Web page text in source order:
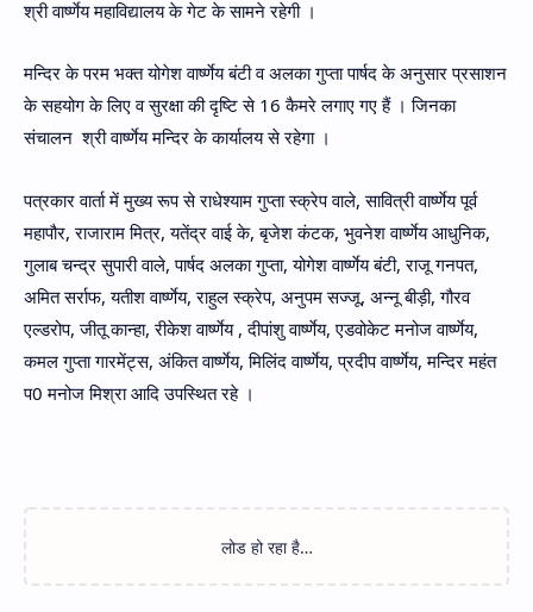
श्री वार्ष्णेय महाविद्यालय के गेट के सामने रहेगी ।
मन्दिर के परम भक्त योगेश वार्ष्णेय बंटी व अलका गुप्ता पार्षद के अनुसार प्रसाशन
के सहयोग के लिए व सुरक्षा की दृष्टि से 16 कैमरे लगाए गए हैं । जिनका
संचालन श्री वार्ष्णेय मन्दिर के कार्यालय से रहेगा ।
पत्रकार वार्ता में मुख्य रूप से राधेश्याम गुप्ता स्क्रेप वाले, सावित्री वार्ष्णेय पूर्व
महापौर, राजाराम मित्र, यतेंद्र वाई के, बृजेश कंटक, भुवनेश वार्ष्णेय आधुनिक,
गुलाब चन्द्र सुपारी वाले, पार्षद अलका गुप्ता, योगेश वार्ष्णेय बंटी, राजू गनपत,
अमित सर्राफ, यतीश वार्ष्णेय, राहुल स्क्रेप, अनुपम सज्जू, अन्नू बीड़ी, गौरव
एल्डरोप, जीतू कान्हा, रीकेश वार्ष्णेय , दीपांशु वार्ष्णेय, एडवोकेट मनोज वार्ष्णेय,
कमल गुप्ता गारमेंट्स, अंकित वार्ष्णेय, मिलिंद वार्ष्णेय, प्रदीप वार्ष्णेय, मन्दिर महंत
प0 मनोज मिश्रा आदि उपस्थित रहे ।